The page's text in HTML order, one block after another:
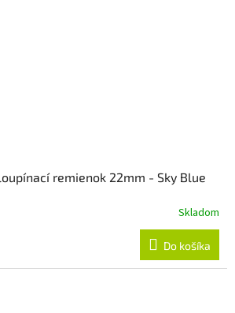
remienok 22mm - Sky Blue
Skladom
Do košíka